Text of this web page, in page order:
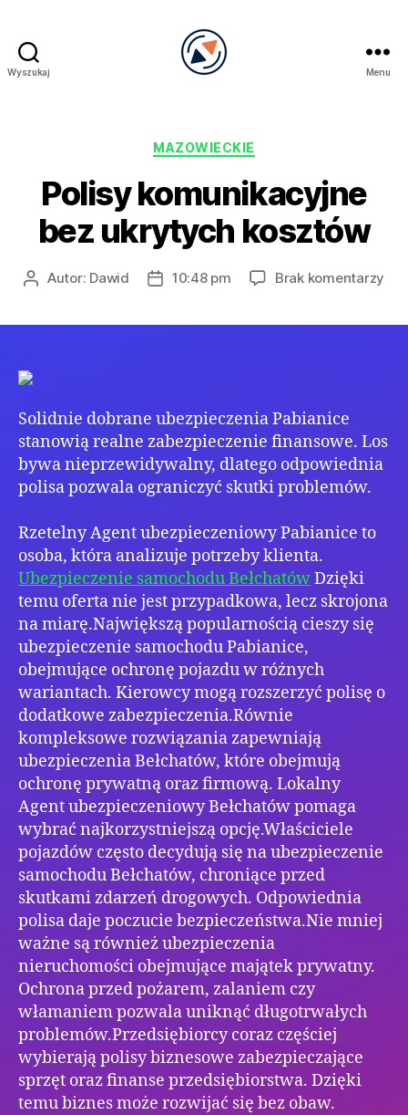
Wyszukaj Menu
Kategorie
MAZOWIECKIE
Polisy komunikacyjne
bez ukrytych kosztów
AutorAutor: Dawid
Data10:48 pm Brak komentarzy
Solidnie dobrane ubezpieczenia Pabianice
stanowią realne zabezpieczenie finansowe. Los
bywa nieprzewidywalny, dlatego odpowiednia
polisa pozwala ograniczyć skutki problemów.
Rzetelny Agent ubezpieczeniowy Pabianice to
osoba, która analizuje potrzeby klienta.
Ubezpieczenie samochodu BełchatówDzięki
temu oferta nie jest przypadkowa, lecz skrojona
na miarę.Największą popularnością cieszy się
ubezpieczenie samochodu Pabianice,
obejmujące ochronę pojazdu w różnych
wariantach. Kierowcy mogą rozszerzyć polisę o
dodatkowe zabezpieczenia.Równie
kompleksowe rozwiązania zapewniają
ubezpieczenia Bełchatów, które obejmują
ochronę prywatną oraz firmową. Lokalny
Agent ubezpieczeniowy Bełchatów pomaga
wybrać najkorzystniejszą opcję.Właściciele
pojazdów często decydują się na ubezpieczenie
samochodu Bełchatów, chroniące przed
skutkami zdarzeń drogowych. Odpowiednia
polisa daje poczucie bezpieczeństwa.Nie mniej
ważne są również ubezpieczenia
nieruchomości obejmujące majątek prywatny.
Ochrona przed pożarem, zalaniem czy
włamaniem pozwala uniknąć długotrwałych
problemów.Przedsiębiorcy coraz częściej
wybierają polisy biznesowe zabezpieczające
sprzęt oraz finanse przedsiębiorstwa. Dzięki
temu biznes może rozwijać się bez obaw.